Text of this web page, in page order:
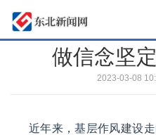
做信念坚
2023-03-08
近年来，基层作风建设走